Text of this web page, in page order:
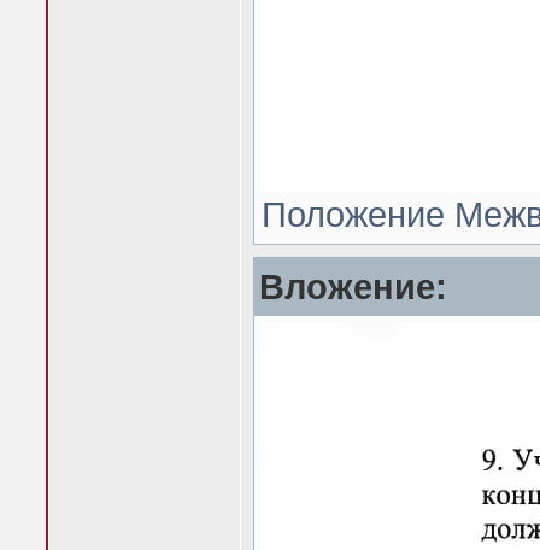
Положение
Вложение: